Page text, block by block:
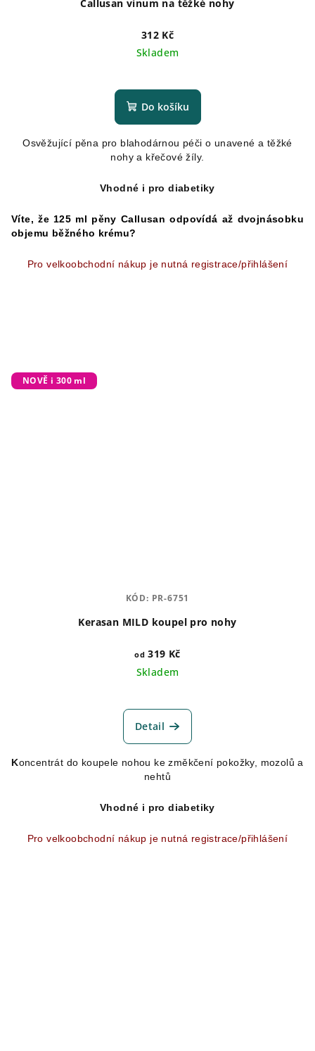
Callusan vinum na těžké nohy
312 Kč
Skladem
hodnocení
produktu
z
5
Do košíku
Osvěžující pěna pro blahodárnou péči o unavené a těžké
nohy a křečové žíly.
Vhodné i pro diabetiky
Víte, že 125 ml pěny Callusan odpovídá až dvojnásobku
objemu běžného krému?
Pro velkoobchodní nákup je nutná registrace/přihlášení
NOVĚ i 300 ml
Kerasan MILD koupel pro nohy
od 319 Kč
Skladem
Detail
Koncentrát do koupele nohou ke změkčení pokožky, mozolů a
nehtů
Vhodné i pro diabetiky
Pro velkoobchodní nákup je nutná registrace/přihlášení
KÓD: PR-6751